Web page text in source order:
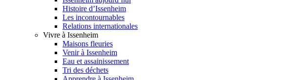
Histoire d’Issenheim
Les incontournables
Relations internationales
Vivre à Issenheim
Maisons fleuries
Venir à Issenheim
Eau et assainissement
Tri des déchets